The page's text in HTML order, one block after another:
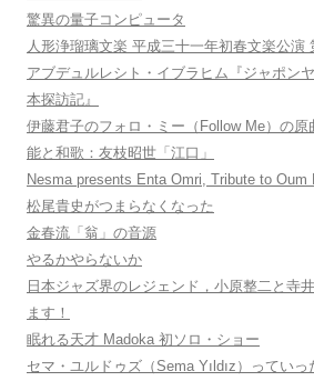
驚異の量子コンピュータ
人形浄瑠璃文楽 平成三十一年初春文楽公演
アブデュルレシト・イブラヒム『ジャポン
本探訪記』
伊藤君子のフォロ・ミー（Follow Me）の原
能と和歌：友枝昭世「江口」
Nesma presents Enta Omri, Tribute to Oum
松尾貴史がつまらなくなった
金春流「翁」の音源
やるかやらないか
日本ジャズ界のレジェンド，小原整二と寺
ます！
眠れる天才 Madoka 初ソロ・ショー
セマ・ユルドゥズ（Sema Yıldız）ってい